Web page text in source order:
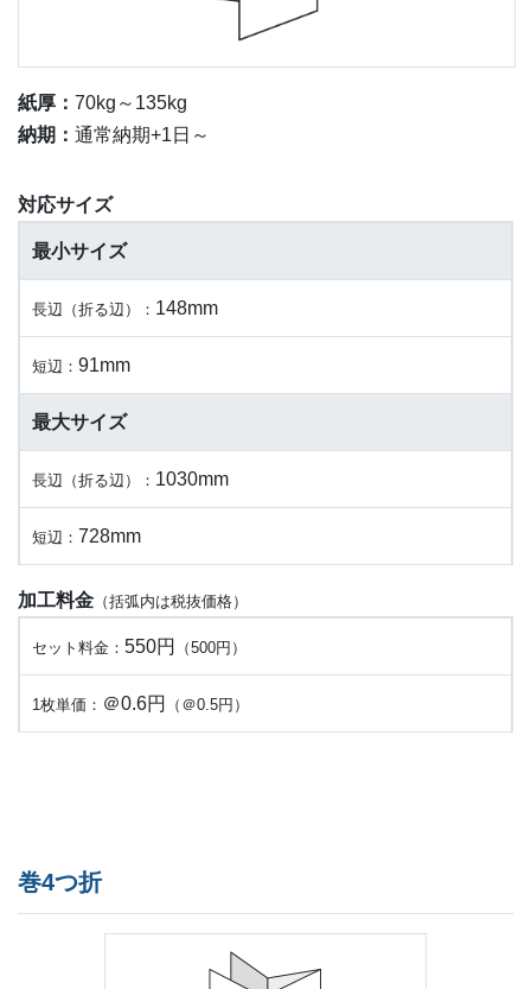
紙厚： 70kg～135kg
納期： 通常納期+1日～
対応サイズ
最小サイズ
長辺（折る辺）： 148mm
短辺： 91mm
最大サイズ
長辺（折る辺）： 1030mm
短辺： 728mm
加工料金 （括弧内は税抜価格）
セット料金： 550円 （500円）
1枚単価： ＠0.6円 （＠0.5円）
巻4つ折